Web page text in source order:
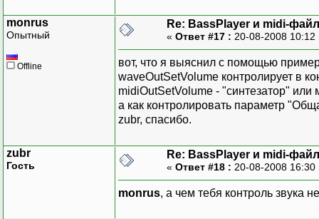
monrus
Опытный
Offline
Re: BassPlayer и midi-
« Ответ #17 : 20-08-2008
вот, что я выяснил с помощью
waveOutSetVolume контролирует в
midiOutSetVolume - "синтезатор" или
а как контролировать параметр
zubr, спасибо.
zubr
Гость
Re: BassPlayer и midi-
« Ответ #18 : 20-08-2008
monrus, а чем тебя контроль звука